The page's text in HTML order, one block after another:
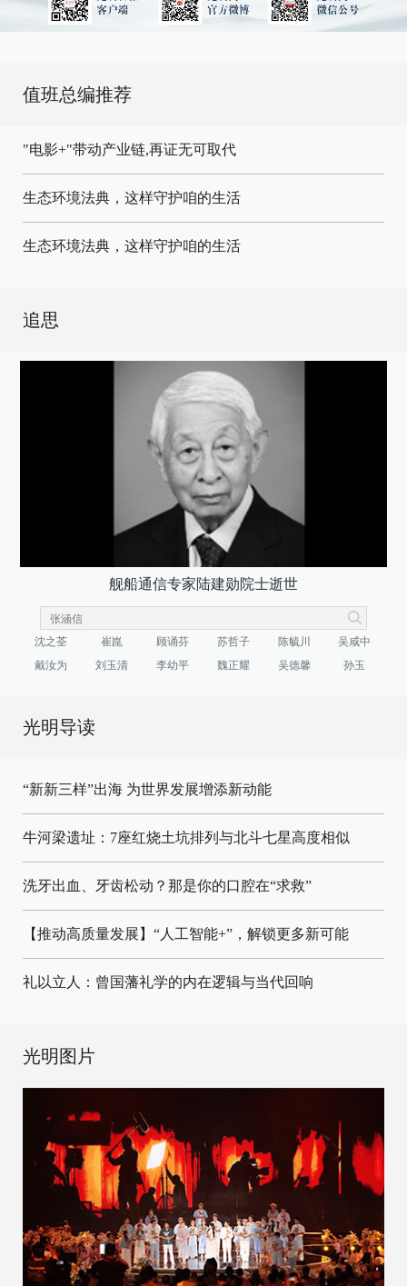
值班总编推荐
"电影+"带动产业链,再证无可取代
生态环境法典，这样守护咱的生活
生态环境法典，这样守护咱的生活
追思
舰船通信专家陆建勋院士逝世
沈之荃 崔崑 顾诵芬 苏哲子 陈毓川
吴咸中
戴汝为
刘玉清 李幼平 魏正耀 吴德馨 孙玉
光明导读
“新新三样”出海 为世界发展增添新动能
牛河梁遗址：7座红烧土坑排列与北斗七星高度相似
洗牙出血、牙齿松动？那是你的口腔在“求救”
【推动高质量发展】“人工智能+”，解锁更多新可能
礼以立人：曾国藩礼学的内在逻辑与当代回响
光明图片